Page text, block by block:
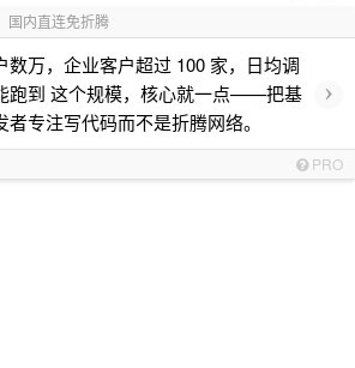
国内直连免折腾
数万，企业客户超过 100 家，日均调
跑到 这个规模，核心就一点——把基
专注写代码而不是折腾网络。
›
PRO